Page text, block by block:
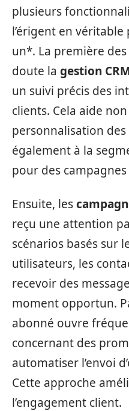
plusieurs
l’érigent en
un*. La première
doute la gestion
un suivi précis des
clients. Cela aide
personnalisation
également à la
pour des
Ensuite, les
reçu une attention
scénarios basés sur
utilisateurs, les
recevoir des
moment opportun.
abonné ouvre
concernant des
automatiser l’envoi
Cette approche
l’engagement client.